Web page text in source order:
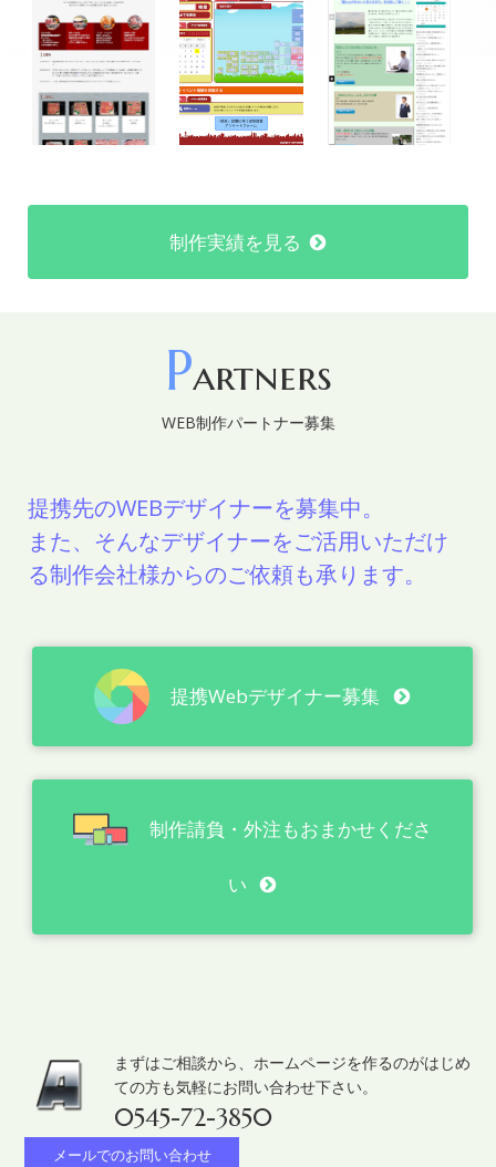
制作実績を見る
Partners
WEB制作パートナー募集
提携先のWEBデザイナーを募集中。
また、そんなデザイナーをご活用いただけ
る制作会社様からのご依頼も承ります。
提携Webデザイナー募集
制作請負・外注もおまかせくださ
い
まずはご相談から、ホームページを作るのがはじめ
ての方も気軽にお問い合わせ下さい。
0545-72-3850
メールでのお問い合わせ